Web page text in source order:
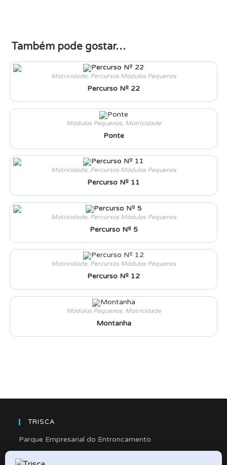
Também pode gostar…
Motricidade, Percursos Módulos Pequenos
Percurso Nº 22
Módulos Pequenos, Motricidade
Ponte
Motricidade, Percursos Módulos Pequenos
Percurso Nº 11
Motricidade, Percursos Módulos Pequenos
Percurso Nº 5
Motricidade, Percursos Módulos Pequenos
Percurso Nº 12
Módulos Pequenos, Motricidade
Montanha
TRISCA
Parque Empresarial do Entroncamento
Rua Cidade de Friedberg, Lote 4